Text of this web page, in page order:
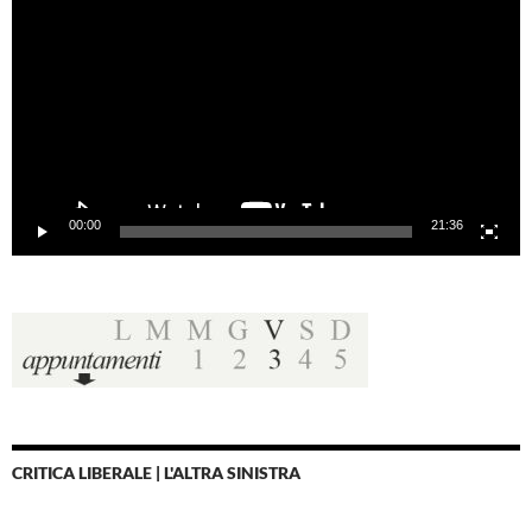
00:00 21:36
CRITICA LIBERALE | L'ALTRA SINISTRA